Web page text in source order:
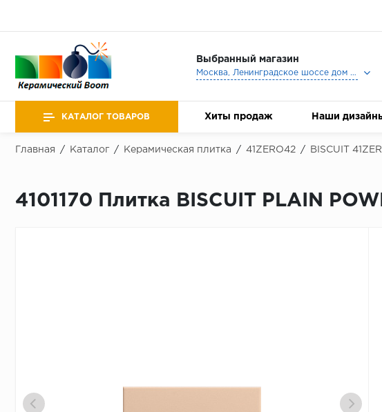
Выбранный магазин
Москва, Ленинградское шоссе дом 25, Торговый Центр Family Room, 2-ой этаж, Магазин Керамический Бум.
КАТАЛОГ ТОВАРОВ Хиты продаж Наши
Главная / Каталог / Керамическая плитка / 41ZERO42 / BISCUIT
4101170 Плитка BISCUIT PLAIN